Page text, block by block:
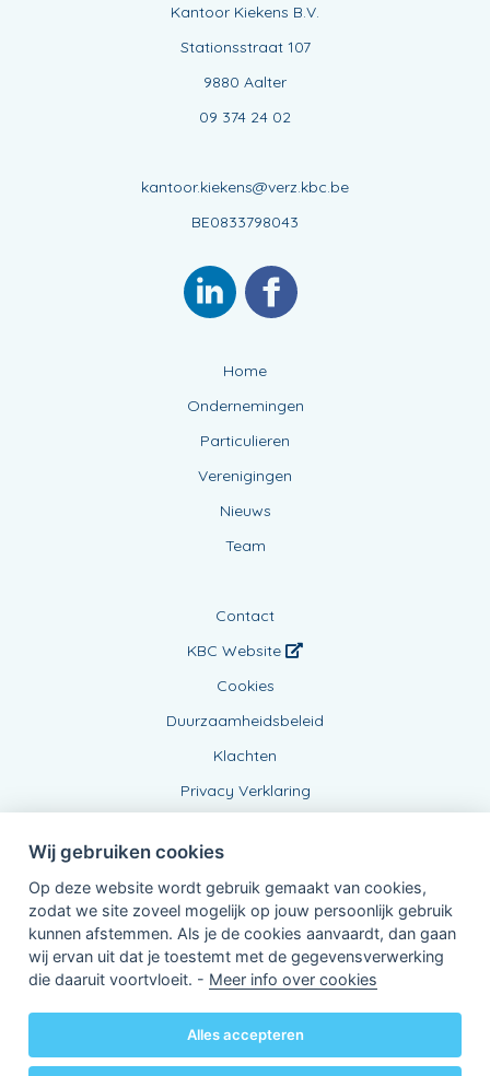
Kantoor Kiekens B.V.
Stationsstraat 107
9880 Aalter
09 374 24 02
kantoor.kiekens@verz.kbc.be
BE0833798043
Home
Ondernemingen
Particulieren
Verenigingen
Nieuws
Team
Contact
KBC Website
Cookies
Duurzaamheidsbeleid
Klachten
Privacy Verklaring
Verbonden Agent, BE0833798043
van KBC Verzekeringen nv
3000 Leuven - Belgie
BTW BE 0403.552.563 - RPR Leuven
Powered byKBC-Agent(versie 3.21.0)
Wij gebruiken cookies
Op deze website wordt gebruik gemaakt van cookies,
zodat we site zoveel mogelijk op jouw persoonlijk gebruik
kunnen afstemmen. Als je de cookies aanvaardt, dan gaan
wij ervan uit dat je toestemt met de gegevensverwerking
die daaruit voortvloeit. - Meer info over cookies
Alles accepteren